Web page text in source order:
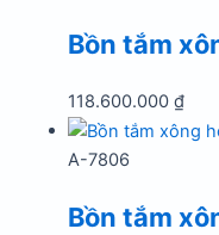
Bồn tắm
118.600.000₫
A-7806
Bồn tắm